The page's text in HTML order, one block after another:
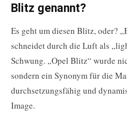
Blitz genannt?
Es geht um diesen Blitz, oder?
schneidet durch die Luft als
Schwung. „Opel Blitz“ wurde
sondern ein Synonym für die
durchsetzungsfähig und
Image.